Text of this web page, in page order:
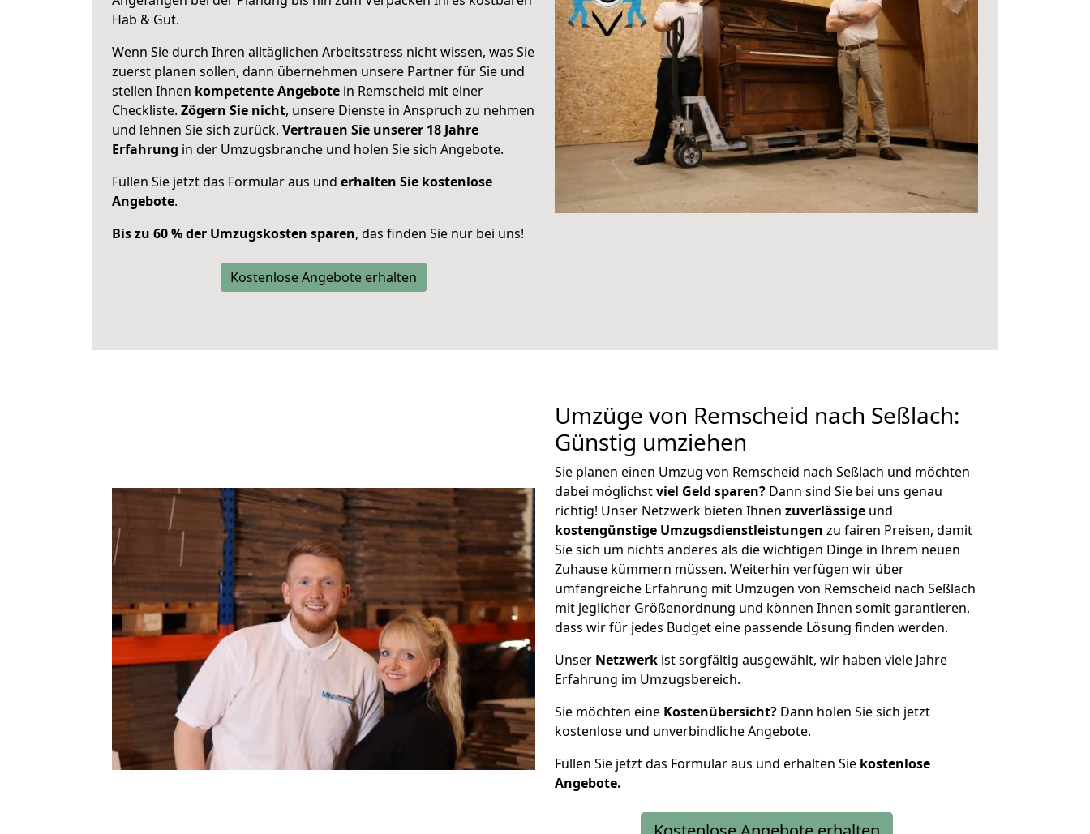
Hab & Gut.
Wenn Sie durch Ihren alltäglichen Arbeitsstress nicht wissen, was Sie
zuerst planen sollen, dann übernehmen unsere Partner für Sie und
stellen Ihnen kompetente Angebote in Remscheid mit einer
Checkliste. Zögern Sie nicht, unsere Dienste in Anspruch zu nehmen
und lehnen Sie sich zurück. Vertrauen Sie unserer 18 Jahre
Erfahrung in der Umzugsbranche und holen Sie sich Angebote.
Füllen Sie jetzt das Formular aus und erhalten Sie kostenlose
Angebote.
Bis zu 60 % der Umzugskosten sparen, das finden Sie nur bei uns!
Kostenlose Angebote erhalten
Umzüge von Remscheid nach Seßlach:
Günstig umziehen
Sie planen einen Umzug von Remscheid nach Seßlach und möchten
dabei möglichstviel Geld sparen? Dann sind Sie bei uns genau
richtig! Unser Netzwerk bieten Ihnen zuverlässige und
kostengünstige Umzugsdienstleistungen zu fairen Preisen, damit
Sie sich um nichts anderes als die wichtigen Dinge in Ihrem neuen
Zuhause kümmern müssen. Weiterhin verfügen wir über
umfangreiche Erfahrung mit Umzügen von Remscheid nach Seßlach
mit jeglicher Größenordnung und können Ihnen somit garantieren,
dass wir für jedes Budget eine passende Lösung finden werden.
Unser Netzwerk ist sorgfältig ausgewählt, wir haben viele Jahre
Erfahrung im Umzugsbereich.
Sie möchten eine Kostenübersicht? Dann holen Sie sich jetzt
kostenlose und unverbindliche Angebote.
Füllen Sie jetzt das Formular aus und erhalten Sie kostenlose
Angebote.